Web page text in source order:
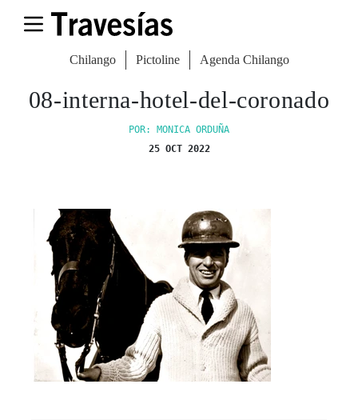
Chilango Pictoline Agenda Chilango
08-interna-hotel-del-coronado
POR: MONICA ORDUÑA
25 OCT 2022